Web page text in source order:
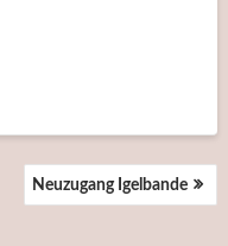
Neuzugang Igelbande